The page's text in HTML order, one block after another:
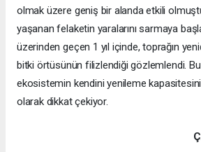
olmak üzere geniş bir alanda etkili
yaşanan felaketin yaralarını sarmaya
üzerinden geçen 1 yıl içinde, toprağın
bitki örtüsünün filizlendiği gözlemlendi.
ekosistemin kendini yenileme
olarak dikkat çekiyor.